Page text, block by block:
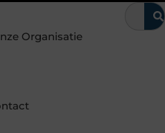
onmisbaar is voor woningen
Organisatie